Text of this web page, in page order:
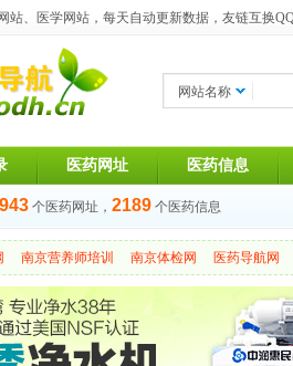
站、医学网站，每天自动更新数据，友链互换
网站名称
医药网址 医药信息
个医药网址， 2189 个医药信息
南京营养师培训 南京体检网 医药导航网